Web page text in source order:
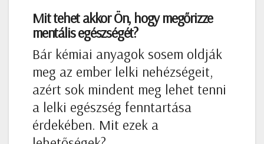
Mit tehet akkor Ön, hogy megőrizze
mentális egészségét?
Bár kémiai anyagok sosem oldják
meg az ember lelki nehézségeit,
azért sok mindent meg lehet tenni
a lelki egészség fenntartása
érdekében. Mit ezek a